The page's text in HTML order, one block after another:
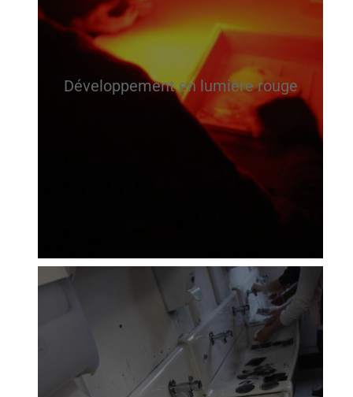
Développement en lumière rouge